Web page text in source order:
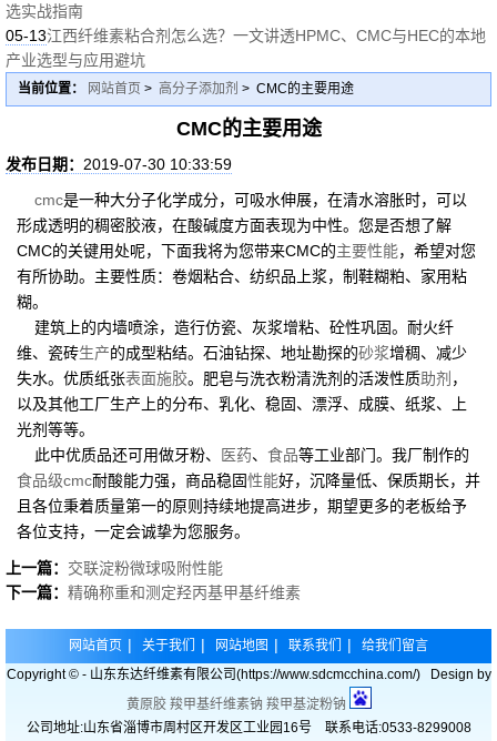
选实战指南
05-13江西纤维素粘合剂怎么选？一文讲透HPMC、CMC与HEC的本地
产业选型与应用避坑
当前位置： 网站首页 > 高分子添加剂 > CMC的主要用途
CMC的主要用途
发布日期： 2019-07-30 10:33:59
cmc是一种大分子化学成分，可吸水伸展，在清水溶胀时，可以
形成透明的稠密胶液，在酸碱度方面表现为中性。您是否想了解
CMC的关键用处呢，下面我将为您带来CMC的主要性能，希望对您
有所协助。主要性质：卷烟粘合、纺织品上浆，制鞋糊粕、家用粘
糊。
建筑上的内墙喷涂，造行仿瓷、灰浆增粘、砼性巩固。耐火纤
维、瓷砖生产的成型粘结。石油钻探、地址勘探的砂浆增稠、减少
失水。优质纸张表面施胶。肥皂与洗衣粉清洗剂的活泼性质助剂 ，
以及其他工厂生产上的分布、乳化、稳固、漂浮、成膜、纸浆、上
光剂等等。
此中优质品还可用做牙粉、
医药、 食品等工业部门。我厂制作的
食品级cmc耐酸能力强，商品稳固性能好，沉降量低、保质期长，并
且各位秉着质量第一的原则持续地提高进步，期望更多的老板给予
各位支持，一定会诚挚为您服务。
上一篇： 交联淀粉微球吸附性能
下一篇： 精确称重和测定羟丙基甲基纤维素
网站首页 | 关于我们 | 网站地图 | 联系我们 |
给我们留言
Copyright © - 山东东达纤维素有限公司(https://www.sdcmcchina.com/) Design by
黄原胶 羧甲基纤维素钠 羧甲基淀粉钠
公司地址:山东省淄博市周村区开发区工业园16号 联系电话:0533-8299008